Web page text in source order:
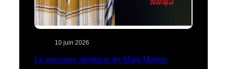
10 juin 2026
Le parcours atypique de Mark Mahon